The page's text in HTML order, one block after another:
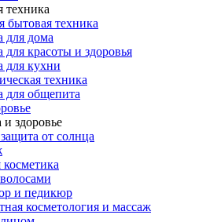
техника
бытовая техника
для дома
для красоты и здоровья
для кухни
техника
для общепита
и здоровье
от солнца
косметика
и педикюр
косметология и массаж